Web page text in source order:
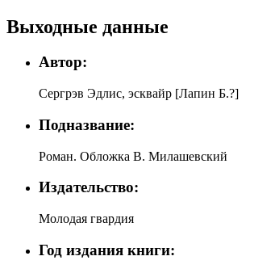
Выходные данные
Автор:
Сергрэв Эдлис, эсквайр [Лапин Б.?]
Подназвание:
Роман. Обложка В. Милашевский
Издательство:
Молодая гвардия
Год издания книги: